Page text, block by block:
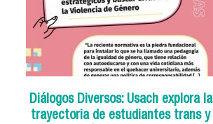
Diálogos Diversos: Usach explora la
trayectoria de estudiantes trans y